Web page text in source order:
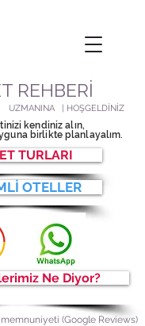
TURLARI
OTELLER
kendiniz alın,
birlikte planlayalım.
Ne Diyor?
(Google Reviews)
REHBERİ
| HOŞGELDİNİZ